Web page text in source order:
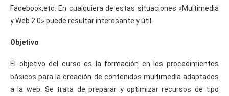
Facebook,etc. En cualquiera de estas situaciones «Multimedia
y Web 2.0» puede resultar interesante y útil.
Objetivo
El objetivo del curso es la formación en los procedimientos
básicos para la creación de contenidos multimedia adaptados
a la web. Se trata de preparar y optimizar recursos de tipo